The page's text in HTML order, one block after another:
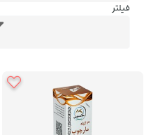
فیلتر